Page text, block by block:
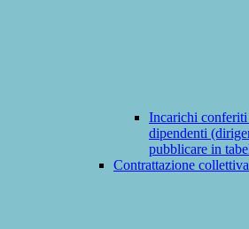
Incarichi conferiti
dipendenti
pubblicare in
Contrattazione collettiva